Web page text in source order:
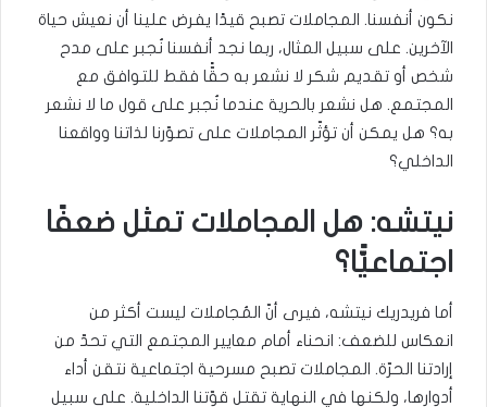
نكون أنفسنا. المجاملات تصبح قيدًا يفرض علينا أن نعيش حياة
الآخرين. على سبيل المثال، ربما نجد أنفسنا نُجبر على مدح
شخص أو تقديم شكر لا نشعر به حقًّا فقط للتوافق مع
المجتمع. هل نشعر بالحرية عندما نُجبر على قول ما لا نشعر
به؟ هل يمكن أن تؤثّر المجاملات على تصوّرنا لذاتنا وواقعنا
الداخلي؟
نيتشه: هل المجاملات تمثل ضعفًا
اجتماعيًّا؟
أما فريدريك نيتشه، فيرى أنّ المُجاملات ليست أكثر من
انعكاس للضعف: انحناء أمام معايير المجتمع التي تحدّ من
إرادتنا الحرّة. المجاملات تصبح مسرحية اجتماعية نتقن أداء
أدوارها، ولكنها في النهاية تقتل قوّتنا الداخلية. على سبيل